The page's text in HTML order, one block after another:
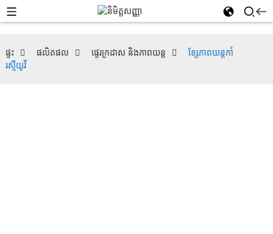
ផ្ទះ ផលិតផល ផ្ទេរក្រដាស និងភាពយន្ត
ខ្សែភាពយន្តកាំ
រស្មីយូវី